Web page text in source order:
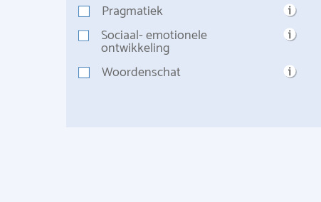
Pragmatiek
Sociaal- emotionele
ontwikkeling
Woordenschat